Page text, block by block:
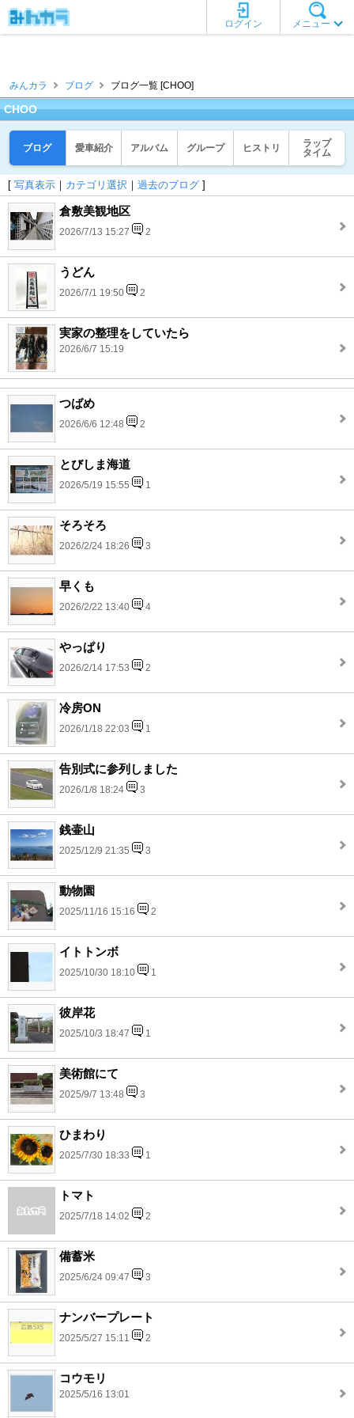
メニュー
ログイン
みんカラ ブログ ブログ一覧 [CHOO]
CHOO
ブログ 愛車紹介 アルバム グループ ヒストリ
ラップ
タイム
[ 写真表示 ｜ カテゴリ選択 ｜ 過去のブログ ]
倉敷美観地区
2026/7/13 15:27 2
うどん
2026/7/1 19:50 2
実家の整理をしていたら
2026/6/7 15:19
つばめ
2026/6/6 12:48 2
とびしま海道
2026/5/19 15:55 1
そろそろ
2026/2/24 18:26 3
早くも
2026/2/22 13:40 4
やっぱり
2026/2/14 17:53 2
冷房ON
2026/1/18 22:03 1
告別式に参列しました
2026/1/8 18:24 3
銭壷山
2025/12/9 21:35 3
動物園
2025/11/16 15:16 2
イトトンボ
2025/10/30 18:10 1
彼岸花
2025/10/3 18:47 1
美術館にて
2025/9/7 13:48 3
ひまわり
2025/7/30 18:33 1
トマト
2025/7/18 14:02 2
備蓄米
2025/6/24 09:47 3
ナンバープレート
2025/5/27 15:11 2
コウモリ
2025/5/16 13:01